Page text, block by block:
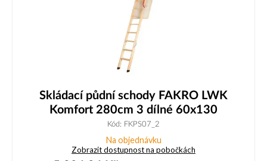
Skládací půdní schody FAKRO LWK
Komfort 280cm 3 dílné 60x130
Kód: FKPS07_2
Na objednávku
Zobrazit dostupnost na pobočkách